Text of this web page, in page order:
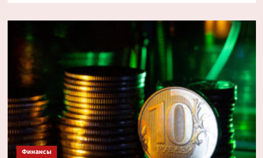
По
Сочи
ударили
украинские
дроны.
Но
есть
и
другие
причины
Финансы